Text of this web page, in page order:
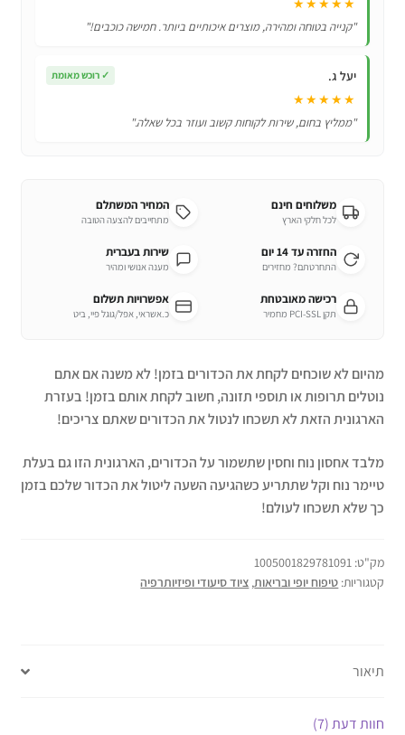
★★★★★
"קנייה בטוחה ומהירה, מוצרים איכותיים ביותר. חמישה כוכבים!"
יעל ג. ✓ רוכש מאומת
★★★★★
"ממליץ בחום, שירות לקוחות קשוב ועוזר בכל שאלה."
משלוחים חינם
לכל חלקי הארץ
המחיר המשתלם
מתחייבים להצעה הטובה
החזרה עד 14 יום
התחרטתם? מחזירים
שירות בעברית
מענה אנושי ומהיר
רכישה מאובטחת
תקן PCI-SSL מחמיר
אפשרויות תשלום
כ.אשראי, אפל/גוגל פיי, ביט
מהיום לא שוכחים לקחת את הכדורים בזמן! לא משנה אם אתם
נוטלים תרופות או תוספי תזונה, חשוב לקחת אותם בזמן! בעזרת
הארגונית הזאת לא תשכחו לנטול את הכדורים שאתם צריכים!
מלבד אחסון נוח וחסין שתשמור על הכדורים, הארגונית הזו גם בעלת
טיימר נוח וקל שתתריע כשהגיעה השעה ליטול את הכדור שלכם בזמן
כך שלא תשכחו לעולם!
מק"ט: 1005001829781091
קטגוריות: טיפוח יופי ובריאות, ציוד סיעודי ופיזיותרפיה
תיאור
חוות דעת (7)